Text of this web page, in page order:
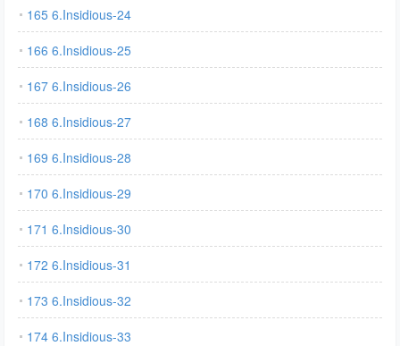
165 6.Insidious-24
166 6.Insidious-25
167 6.Insidious-26
168 6.Insidious-27
169 6.Insidious-28
170 6.Insidious-29
171 6.Insidious-30
172 6.Insidious-31
173 6.Insidious-32
174 6.Insidious-33